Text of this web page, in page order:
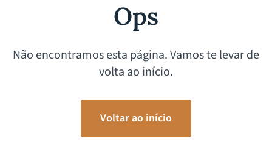
Ops
Não encontramos esta página. Vamos te levar de
volta ao início.
Voltar ao início